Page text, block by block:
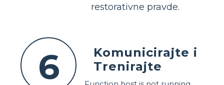
restorativne pravde.
6
Komunicirajte i
Trenirajte